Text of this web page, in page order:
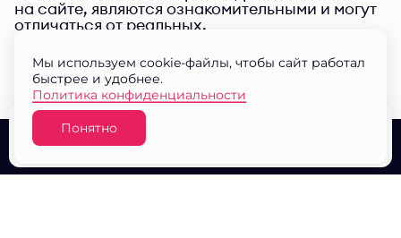
на сайте, являются ознакомительными и могут
отличаться от реальных.
О проекте Выбор квартир
Мы используем cookie-файлы, чтобы сайт работал
быстрее и удобнее.
Политика конфиденциальности
Понятно